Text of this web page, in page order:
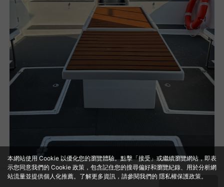
本網站使用 Cookie 以優化您的瀏覽體驗。點擊「接受」或繼續瀏覽網站，即表
示您同意我們的 Cookie 政策，包含記住您的搜尋偏好和瀏覽紀錄、用於分析網
站流量並提供個人化推薦。了解更多資訊，請參閱我們的 隱私權保護政策。